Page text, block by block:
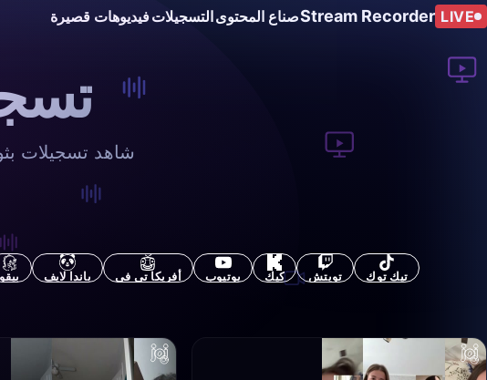
LIVE
Stream Recorderصناع المحتوىالتسجيلاتفيديوهات قصيرة
شاهد تسجيلات
تيك توك تويتش كيك يوتيوب أفريكا تي في باندا لايف بيقو